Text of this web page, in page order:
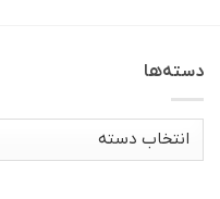
دسته‌ها
دسته‌ها